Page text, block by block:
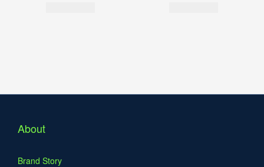
About
Brand Story